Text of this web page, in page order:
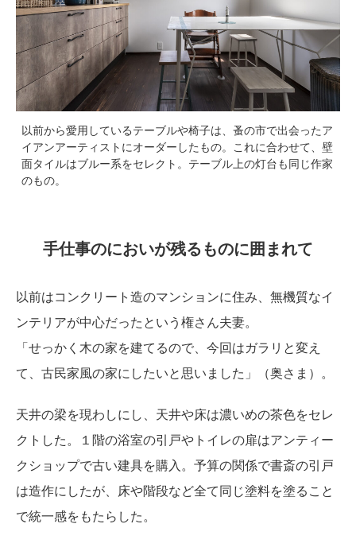
以前から愛用しているテーブルや椅子は、蚤の市で出会ったア
イアンアーティストにオーダーしたもの。これに合わせて、壁
面タイルはブルー系をセレクト。テーブル上の灯台も同じ作家
のもの。
手仕事のにおいが残るものに囲まれて
以前はコンクリート造のマンションに住み、無機質なイ
ンテリアが中心だったという権さん夫妻。
「せっかく木の家を建てるので、今回はガラリと変え
て、古民家風の家にしたいと思いました」（奥さま）。
天井の梁を現わしにし、天井や床は濃いめの茶色をセレ
クトした。１階の浴室の引戸やトイレの扉はアンティー
クショップで古い建具を購入。予算の関係で書斎の引戸
は造作にしたが、床や階段など全て同じ塗料を塗ること
で統一感をもたらした。